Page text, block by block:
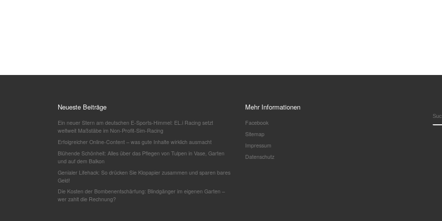
Neueste Beiträge
Ein neuer Stern am deutschen E-Sports-Himmel: EL.i Racing setzt
weltweit Maßstäbe im Non-Profit-Sim-Racing
Erfolgreicher Online-Content – was gute Inhalte wirklich ausmacht
Blühende Schönheit: Alles über das Pflegen von Tulpen in Vase, Garten
und auf dem Balkon
Genialer Lifehack: So drücken Sie Klopapier zusammen und sparen bares
Geld!
Die Kosten der Bombenentschärfung: Blindgänger im eigenen Garten –
wer zahlt die Rechnung?
Mehr Informationen
Facebook
Sitemap
Impressum
Datenschutz